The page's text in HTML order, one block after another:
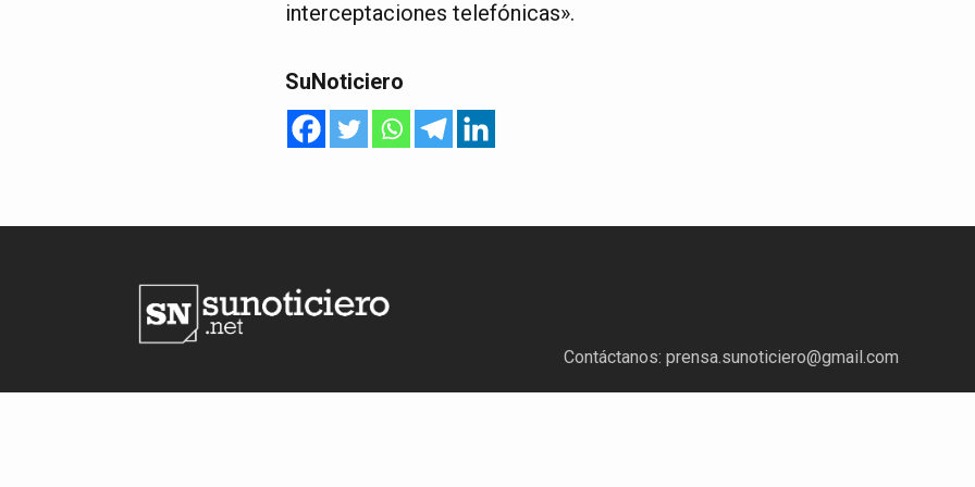
interceptaciones telefónicas».
SuNoticiero
Contáctanos: prensa.sunoticiero@gmail.com